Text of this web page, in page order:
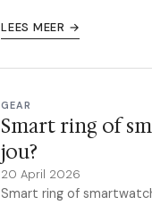
LEES MEER →
GEAR
Smart ring of
jou?
20 April 2026
Smart ring of